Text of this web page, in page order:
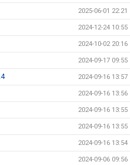
2025-06-01 22:21
2024-12-24 10:55
2024-10-02 20:16
2024-09-17 09:55
2024-09-16 13:57
2024-09-16 13:56
2024-09-16 13:55
2024-09-16 13:55
2024-09-16 13:54
2024-09-06 09:56